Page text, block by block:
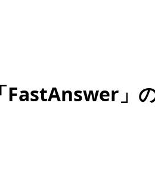
FastAnswer」